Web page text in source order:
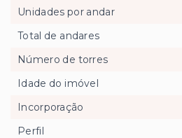
Unidades por andar
Total de andares
Número de torres
Idade do imóvel
Incorporação
Perfil